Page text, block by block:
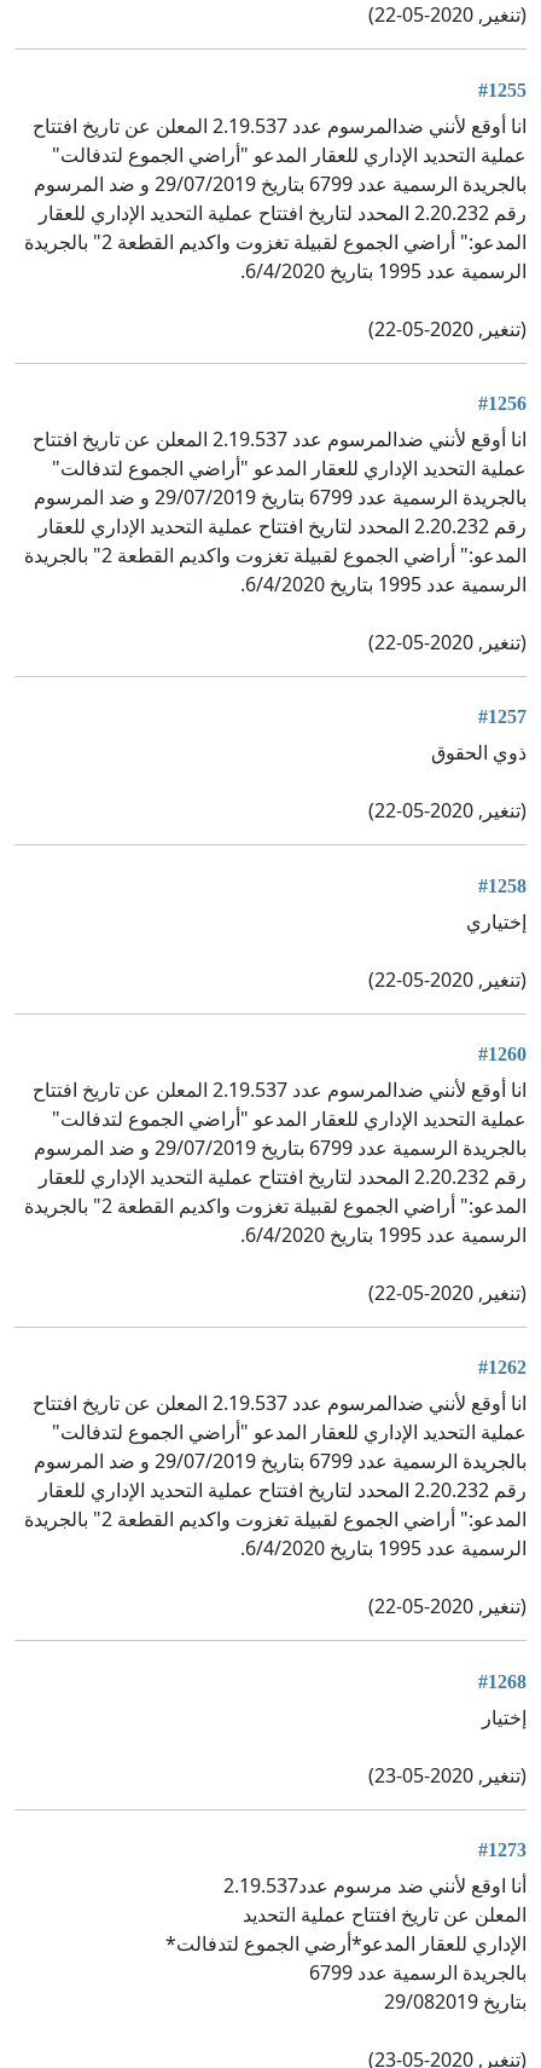
(تنغير, 2020-05-22)
#1255
انا أوقع لأنني ضدالمرسوم عدد 2.19.537 المعلن عن تاريخ افتتاح
عملية التحديد الإداري للعقار المدعو "أراضي الجموع لتدفالت"
بالجريدة الرسمية عدد 6799 بتاريخ 29/07/2019 و ضد المرسوم
رقم 2.20.232 المحدد لتاريخ افتتاح عملية التحديد الإداري للعقار
المدعو:" أراضي الجموع لقبيلة تغزوت واكديم القطعة 2" بالجريدة
الرسمية عدد 1995 بتاريخ 6/4/2020.
(تنغير, 2020-05-22)
#1256
انا أوقع لأنني ضدالمرسوم عدد 2.19.537 المعلن عن تاريخ افتتاح
عملية التحديد الإداري للعقار المدعو "أراضي الجموع لتدفالت"
بالجريدة الرسمية عدد 6799 بتاريخ 29/07/2019 و ضد المرسوم
رقم 2.20.232 المحدد لتاريخ افتتاح عملية التحديد الإداري للعقار
المدعو:" أراضي الجموع لقبيلة تغزوت واكديم القطعة 2" بالجريدة
الرسمية عدد 1995 بتاريخ 6/4/2020.
(تنغير, 2020-05-22)
#1257
ذوي الحقوق
(تنغير, 2020-05-22)
#1258
إختياري
(تنغير, 2020-05-22)
#1260
انا أوقع لأنني ضدالمرسوم عدد 2.19.537 المعلن عن تاريخ افتتاح
عملية التحديد الإداري للعقار المدعو "أراضي الجموع لتدفالت"
بالجريدة الرسمية عدد 6799 بتاريخ 29/07/2019 و ضد المرسوم
رقم 2.20.232 المحدد لتاريخ افتتاح عملية التحديد الإداري للعقار
المدعو:" أراضي الجموع لقبيلة تغزوت واكديم القطعة 2" بالجريدة
الرسمية عدد 1995 بتاريخ 6/4/2020.
(تنغير, 2020-05-22)
#1262
انا أوقع لأنني ضدالمرسوم عدد 2.19.537 المعلن عن تاريخ افتتاح
عملية التحديد الإداري للعقار المدعو "أراضي الجموع لتدفالت"
بالجريدة الرسمية عدد 6799 بتاريخ 29/07/2019 و ضد المرسوم
رقم 2.20.232 المحدد لتاريخ افتتاح عملية التحديد الإداري للعقار
المدعو:" أراضي الجموع لقبيلة تغزوت واكديم القطعة 2" بالجريدة
الرسمية عدد 1995 بتاريخ 6/4/2020.
(تنغير, 2020-05-22)
#1268
إختيار
(تنغير, 2020-05-23)
#1273
أنا اوقع لأنني ضد مرسوم عدد2.19.537
المعلن عن تاريخ افتتاح عملية التحديد
الإداري للعقار المدعو*أرضي الجموع لتدفالت*
بالجريدة الرسمية عدد 6799
بتاريخ 29/082019
(تنغير, 2020-05-23)